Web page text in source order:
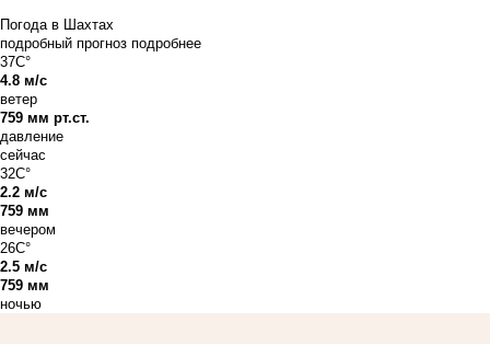
Погода в Шахтах
подробный прогноз подробнее
37C°
4.8 м/с
ветер
759 мм рт.ст.
давление
сейчас
32C°
2.2 м/с
759 мм
вечером
26C°
2.5 м/с
759 мм
ночью